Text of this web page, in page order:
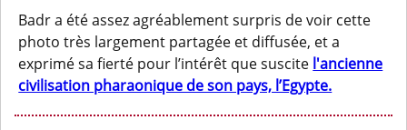
Badr a été assez agréablement surpris de voir cette
photo très largement partagée et diffusée, et a
exprimé sa fierté pour l’intérêt que suscite l'ancienne
civilisation pharaonique de son pays, l’Egypte.